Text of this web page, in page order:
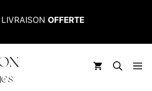
LIVRAISON OFFERTE